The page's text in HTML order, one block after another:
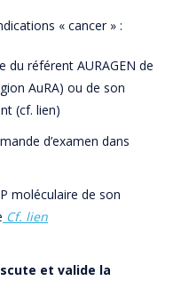
« cancer » :
du référent AURAGEN de
AuRA) ou de son
(cf. lien)
d’examen dans
moléculaire de son
Cf. lien
et valide la